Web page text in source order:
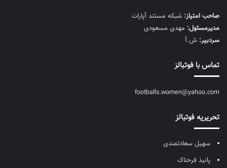
صاحب امتیاز: شبکه مستند آپارات
مديرمسئول: مهدی مسعودی
سردبیر: ش.آ
تماس با فوتبالز
footballs.women@yahoo.com
تحریریه فوتبالز
سهیل سعادتمندی
پانیذ فرحناک